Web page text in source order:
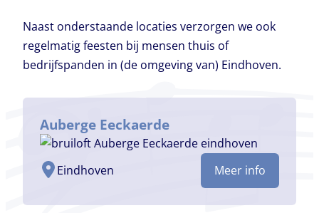
Naast onderstaande locaties verzorgen we ook
regelmatig feesten bij mensen thuis of
bedrijfspanden in (de omgeving van) Eindhoven.
Auberge Eeckaerde
Eindhoven Meer info